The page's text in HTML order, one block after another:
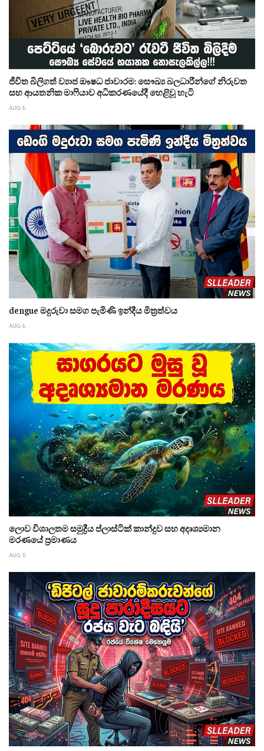
ජීවිත බිලිගත් ව්‍යාජ ඖෂධ ජාවාරම: සෞඛ්‍ය බලධාරීන්ගේ නිරුවත
සහ ආයතනික මාෆියාව අධිකරණයේදී හෙළිවූ හැටි
AUG 6
dengue මදුරුවා සමග පැමිණි ඉන්දීය මිත්‍රත්වය
AUG 6
ලොව විශාලතම සමුද්‍රීය ප්ලාස්ටික් කාන්දුව සහ අදෘශ්‍යමාන
මරණයේ ප්‍රමාණය
AUG 5